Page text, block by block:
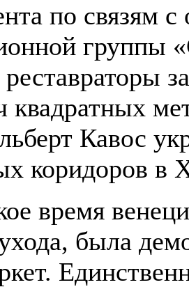
по связям
группы
квадратных
Кавос
коридоров в
время
была